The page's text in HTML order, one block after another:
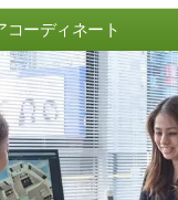
コーディネート